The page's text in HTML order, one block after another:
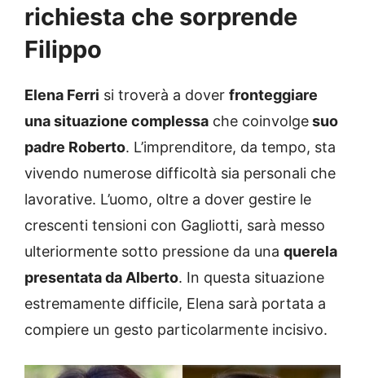
richiesta che sorprende
Filippo
Elena Ferri si troverà a dover fronteggiare
una situazione complessa che coinvolgesuo
padre Roberto. L’imprenditore, da tempo, sta
vivendo numerose difficoltà sia personali che
lavorative. L’uomo, oltre a dover gestire le
crescenti tensioni con Gagliotti, sarà messo
ulteriormente sotto pressione da una querela
presentata da Alberto. In questa situazione
estremamente difficile, Elena sarà portata a
compiere un gesto particolarmente incisivo.